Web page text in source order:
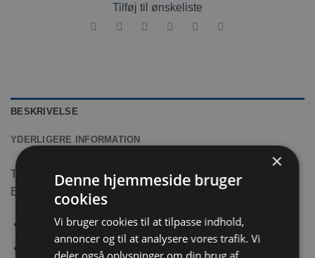
Tilføj til ønskeliste
BESKRIVELSE
YDERLIGERE INFORMATION
Trixie klosaks 8 cm med anti-glide greb i gummi.
En god saks, der ligger godt i hånden
Plasthåndtag med gummigreb
×
Denne hjemmeside bruger
cookies
Vi bruger cookies til at tilpasse indhold,
annoncer og til at analysere vores trafik. Vi
deler også oplysninger om din brug af